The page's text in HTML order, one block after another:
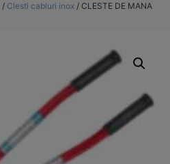
/ Clesti cabluri inox / CLESTE DE MANA